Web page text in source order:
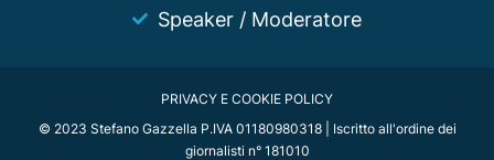
Speaker / Moderatore
PRIVACY E COOKIE POLICY
© 2023 Stefano Gazzella P.IVA 01180980318 | Iscritto all'ordine dei
giornalisti n° 181010